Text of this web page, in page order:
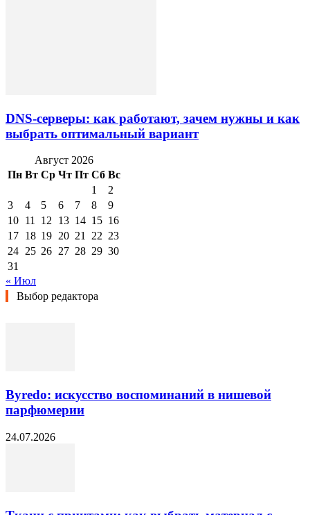
DNS-серверы: как работают, зачем нужны и как
выбрать оптимальный вариант
Август 2026
Пн Вт Ср Чт Пт Сб Вс
1
2
3
4 5 6 7 8
9
10 11 12 13 14 15 16
17 18 19 20 21 22 23
24 25 26 27 28 29 30
31
« Июл
Выбор редактора
Byredo: искусство воспоминаний в нишевой
парфюмерии
24.07.2026